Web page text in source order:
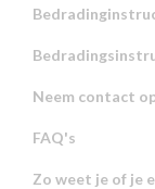
Neem contact
FAQ's
Zo weet je of je